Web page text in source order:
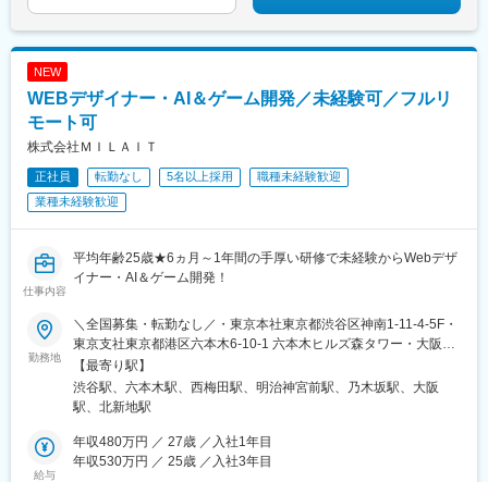
田駅、若葉駅、幸手駅、一本松駅(埼玉県)、吉川駅、ふじみ野駅、
水戸駅、工機前駅、日立駅、中菅谷駅、東海駅、涸沼駅、大洗
駅、笠間駅、つくば駅、土浦駅、石岡駅、荒川沖駅、下総神崎
駅、桜島駅、阿波座駅、朝潮橋駅、津守駅、大阪上本町駅、芦原
橋駅、福駅、だいどう豊里駅、今里駅(地下鉄)、桃谷駅、千林大宮
(阪急線)、堺筋本町駅、堺駅、深井駅、石津川駅、栂・美木多駅、
新金岡駅、北野田駅、萩原天神駅、池田駅(大阪府)、牧落駅、岡町
駅、交野市駅、寝屋川市駅、土居駅(大阪府)、古川橋駅、住道駅、
荒本駅、近鉄八尾駅、安堂駅、和泉府中駅、高石駅、中埠頭駅、
立花駅、西宮駅、芦屋駅(阪神線)、伊丹駅(阪急線)、逆瀬川駅、川
西能勢口駅、二条駅、貴船口駅、今出川駅、鞍馬駅、祇園四条
駅、五条駅(京都市営)、上鳥羽口駅、日吉駅(京都府)、桃山駅、東
野駅(京都府)、洛西口駅、宇治駅(奈良線)、亀岡駅、城陽駅、東向
日駅、池下駅、車道駅、清水駅(愛知県)、本陣駅、矢場町駅、いり
なか駅、瑞穂区役所駅、日比野駅(名古屋市営)、伏屋駅、稲永駅、
笠寺駅、大森・金城学院前駅、左京山駅、上社駅、植田駅(名古屋
NEW
WEBデザイナー・AI＆ゲーム開発／未経験可／フルリ
モート可
株式会社ＭＩＬＡＩＴ
正社員 転勤なし 5名以上採用
職種未経験歓迎
業種未経験歓迎
仕事内容
平均年齢25歳★6ヵ月～1年間の手厚い研修で未経験からWebデザ
イナー・AI＆ゲーム開発！
勤務地
＼全国募集・転勤なし／・東京本社東京都渋谷区神南1-11-4-5F・
東京支社東京都港区六本木6-10-1 六本木ヒルズ森タワー・大阪支
社：大阪府大阪市北区梅田2-4-9 ブリーゼタワー1-2F・他各地の
プロジェクト先※勤務地は希望を最大限考慮して決定します。※転
勤なし、Uターン・Iターン歓迎※実務経験者（即戦力枠）の方は、
各線「渋谷駅」より徒歩3分・東京支社各線「六本木駅」より徒歩
3分・大阪支社JR各線「大阪駅」「梅田駅」より徒歩6分
【最寄り駅】
渋谷駅、六本木駅、西梅田駅、明治神宮前駅、乃木坂駅、大阪
駅、北新地駅
給与
年収480万円 ／ 27歳 ／入社1年目
年収530万円 ／ 25歳 ／入社3年目